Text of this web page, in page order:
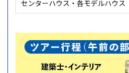
センターハウス・各モデルハウス